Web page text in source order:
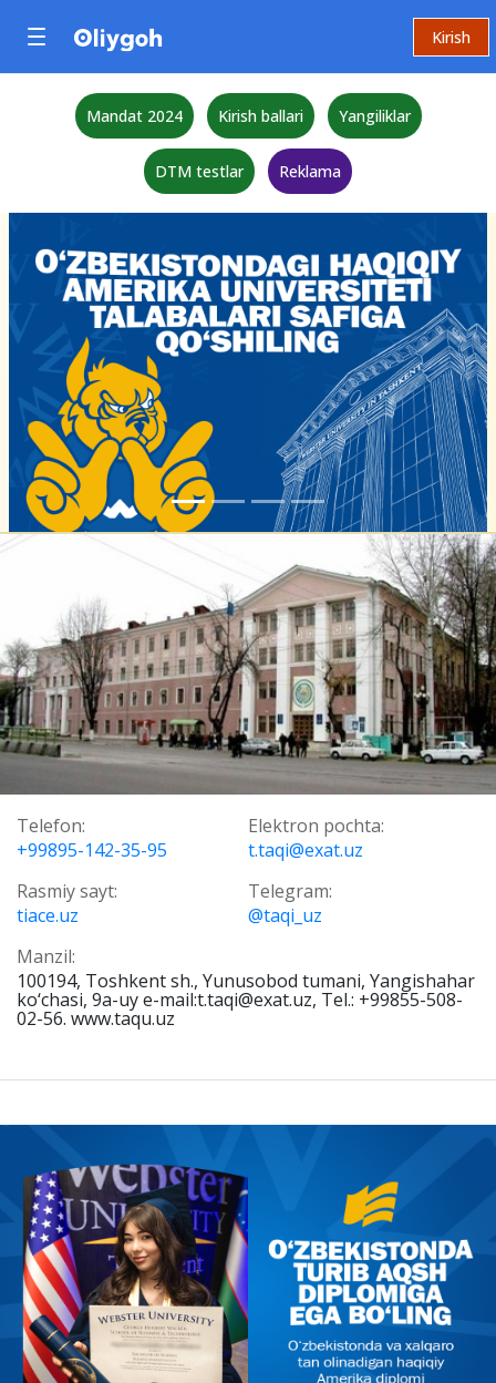
Kirish
Mandat 2024 Kirish ballari Yangiliklar
DTM testlar Reklama
Telefon:
+99895-142-35-95
Elektron pochta:
t.taqi@exat.uz
Rasmiy sayt:
tiace.uz
Telegram:
@taqi_uz
Manzil:
100194, Toshkent sh., Yunusobod tumani, Yangishahar
ko‘chasi, 9a-uy e-mail:t.taqi@exat.uz, Tel.: +99855-508-
02-56. www.taqu.uz